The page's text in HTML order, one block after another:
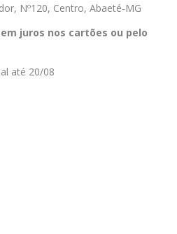
Nº120, Centro, Abaeté-MG
juros nos cartões ou pelo
até 20/08